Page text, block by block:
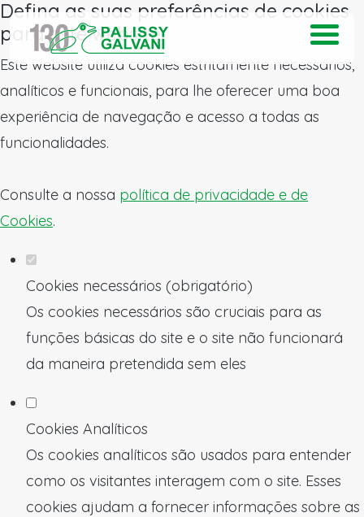
Defina as suas preferências de cookies
para este website.
Este website utiliza cookies estritamente necessários,
analíticos e funcionais, para lhe oferecer uma boa
experiência de navegação e acesso a todas as
funcionalidades.
Consulte a nossa política de privacidade e de
Cookies.
Cookies necessários (obrigatório)
Os cookies necessários são cruciais para as
funções básicas do site e o site não funcionará
da maneira pretendida sem eles
Cookies Analíticos
Os cookies analíticos são usados para entender
como os visitantes interagem com o site. Esses
cookies ajudam a fornecer informações sobre as